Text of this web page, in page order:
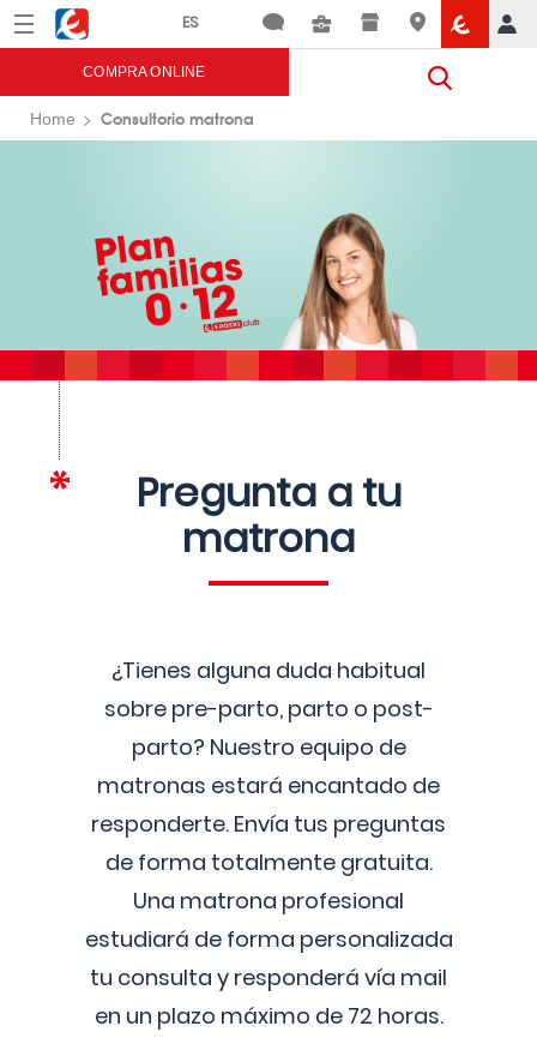
Menú Eroski
COMPRA ONLINE
Home Consultorio matrona
Pregunta a tu
matrona
¿Tienes alguna duda habitual
sobre pre-parto, parto o post-
parto? Nuestro equipo de
matronas estará encantado de
responderte. Envía tus preguntas
de forma totalmente gratuita.
Una matrona profesional
estudiará de forma personalizada
tu consulta y responderá vía mail
en un plazo máximo de 72 horas.